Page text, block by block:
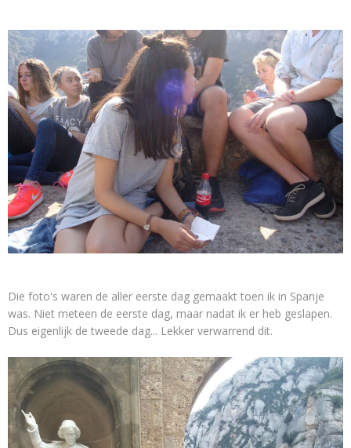
Die foto's waren de aller eerste dag gemaakt toen ik in Spanje
was. Niet meteen de eerste dag, maar nadat ik er heb geslapen.
Dus eigenlijk de tweede dag... Lekker verwarrend dit.